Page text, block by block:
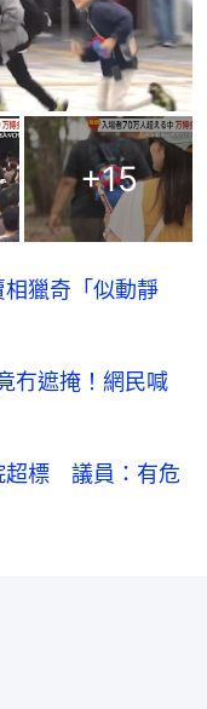
+15
獵奇「似動靜
冇遮掩！網民喊
超標 議員：有危